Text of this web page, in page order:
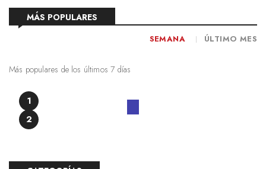
MÁS POPULARES
SEMANA ÚLTIMO MES
Más populares de los últimos 7 días
1
2